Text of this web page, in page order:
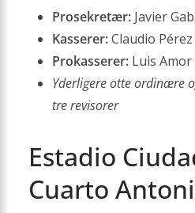
Prosekretær: Javier
Kasserer:Claudio Pérez
Prokasserer: Luis Amor
Yderligere otte ordinære
tre revisorer
Estadio
Cuarto